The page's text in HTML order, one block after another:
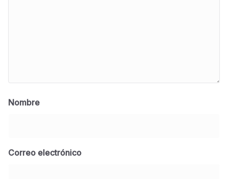
Nombre
Correo electrónico